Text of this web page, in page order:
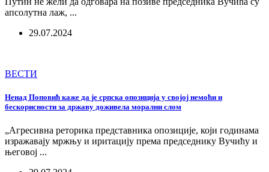
апсолутна лаж, ...
29.07.2024
ВЕСТИ
Ненад Поповић каже да је српска опозиција у својој немоћи и
бескорисности за државу доживела морални слом
„Агресивна реторика представника опозиције, који годинама
изражавају мржњу и иритацију према председнику Вучићу и
његовој ...